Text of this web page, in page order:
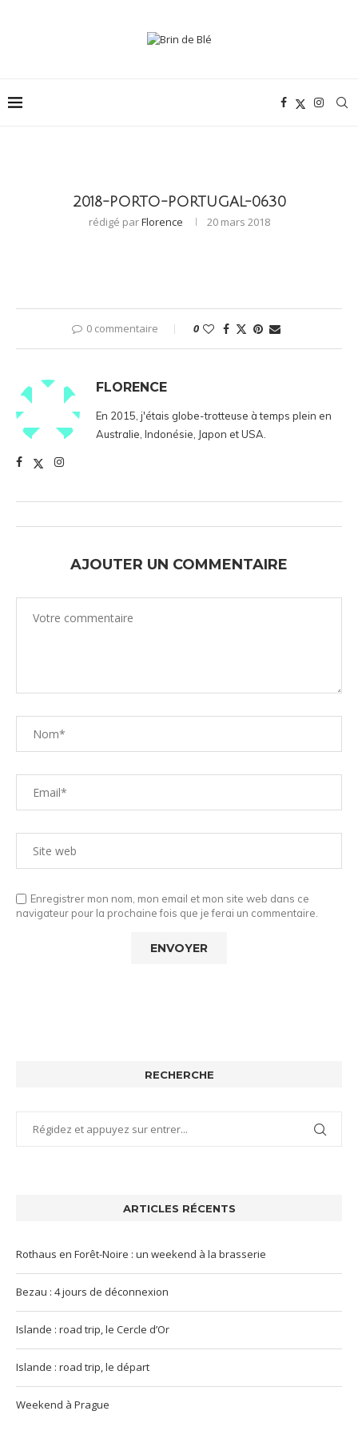
2018-PORTO-PORTUGAL-0630
rédigé parFlorence 20 mars 2018
0 commentaire 0
FLORENCE
En 2015, j'étais globe-trotteuse à temps plein en
Australie, Indonésie, Japon et USA.
AJOUTER UN COMMENTAIRE
Enregistrer mon nom, mon email et mon site web dans ce
navigateur pour la prochaine fois que je ferai un commentaire.
RECHERCHE
ARTICLES RÉCENTS
Rothaus en Forêt-Noire : un weekend à la brasserie
Bezau : 4 jours de déconnexion
Islande : road trip, le Cercle d’Or
Islande : road trip, le départ
Weekend à Prague